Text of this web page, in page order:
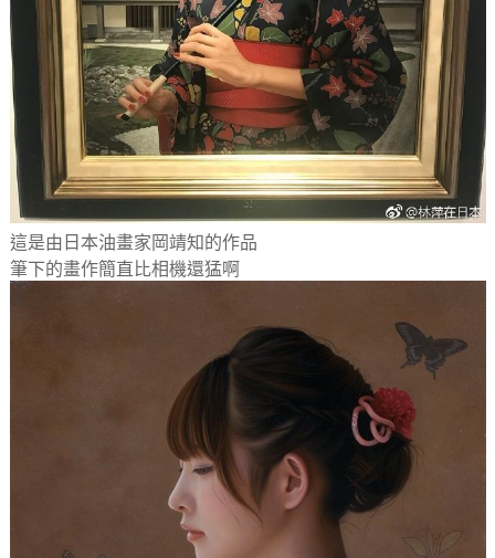
這是由日本油畫家岡靖知的作品
筆下的畫作簡直比相機還猛啊